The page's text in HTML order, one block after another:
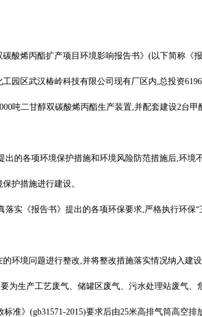
酸烯丙酯扩产项目环境影响报告书》(以下简称《
园区武汉椿岭科技有限公司现有厂区内,总投资
吨二甘醇双碳酸烯丙酯生产装置,并配套建设2台
的各项环境保护措施和环境风险防范措施后,环
护措施进行建设。
实《报告书》提出的各项环保要求,严格执行环
环境问题进行整改,并将整改措施落实情况纳入建
为生产工艺废气、储罐区废气、污水处理站废气
准》(gb31571-2015)要求后由25米高排气筒高空